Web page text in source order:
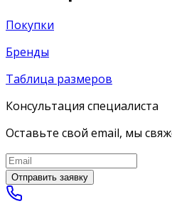
Покупки
Бренды
Таблица размеров
Консультация специалиста
Оставьте свой email, мы
Отправить заявку